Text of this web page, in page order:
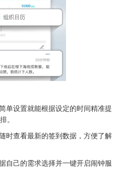
单设置就能根据设定的时间精准提
。
时查看最新的签到数据，方便了解
自己的需求选择并一键开启闹钟服